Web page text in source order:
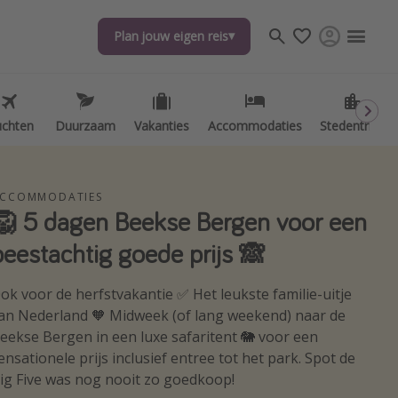
Plan jouw eigen reis
Duurzaam Vakanties Accommodaties Stedentrips
Plan jouw eigen reis
Duurzaam Vakanties Accommodaties Stedentrips
5 dagen Beekse Bergen voor een
goede prijs 🙈
voor de herfstvakantie ✅ Het leukste familie-uitje
Nederland 🧡 Midweek (of lang weekend) naar de
Bergen in een luxe safaritent 🐘 voor een
prijs inclusief entree tot het park. Spot de
Five was nog nooit zo goedkoop!